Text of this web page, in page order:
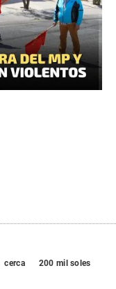
cerca
200 mil soles